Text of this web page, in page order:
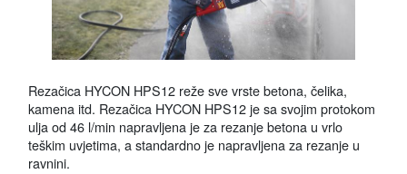
Rezačica HYCON HPS12 reže sve vrste betona, čelika,
kamena itd. Rezačica HYCON HPS12 je sa svojim protokom
ulja od 46 l/min napravljena je za rezanje betona u vrlo
teškim uvjetima, a standardno je napravljena za rezanje u
ravnini.